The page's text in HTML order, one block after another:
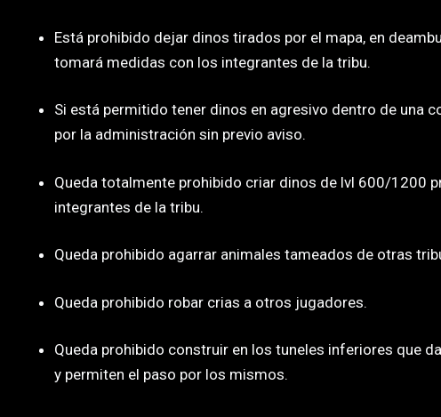
Está prohibido dejar dinos tirados por el mapa, en
tomará medidas con los integrantes de la tribu.
Si está permitido tener dinos en agresivo dentro de una
por la administración sin previo aviso.
Queda totalmente prohibido criar dinos de lvl 600/1200
integrantes de la tribu.
Queda prohibido agarrar animales tameados de otras
Queda prohibido robar crias a otros jugadores.
Queda prohibido construir en los tuneles inferiores que
y permiten el paso por los mismos.